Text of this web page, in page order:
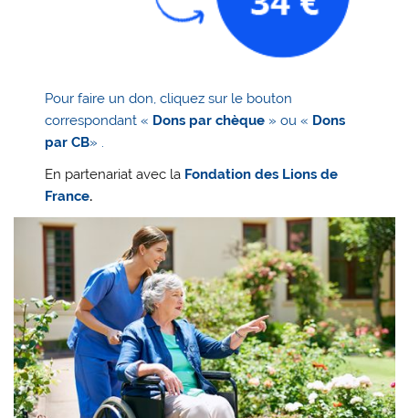
Pour faire un don, cliquez sur le bouton
correspondant « Dons par chèque» ou « Dons
par CB» .
En partenariat avec la Fondation des Lions de
France.